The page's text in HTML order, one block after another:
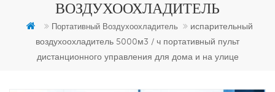
ВОЗДУХООХЛАДИТЕЛЬ
Портативный Воздухоохладитель
испарительный
воздухоохладитель 5000м3 / ч портативный пульт
дистанционного управления для дома и на улице